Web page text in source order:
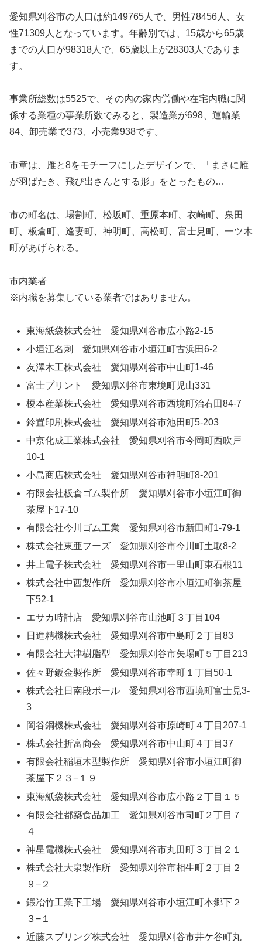
愛知県刈谷市の人口は約149765人で、男性78456人、女
性71309人となっています。年齢別では、15歳から65歳
までの人口が98318人で、65歳以上が28303人でありま
す。
事業所総数は5525で、その内の家内労働や在宅内職に関
係する業種の事業所数でみると、製造業が698、運輸業
84、卸売業で373、小売業938です。
市章は、雁と8をモチーフにしたデザインで、「まさに雁
が羽ばたき、飛び出さんとする形」をとったもの…
市の町名は、場割町、松坂町、重原本町、衣崎町、泉田
町、板倉町、逢妻町、神明町、高松町、富士見町、一ツ木
町があげられる。
市内業者
※内職を募集している業者ではありません。
東海紙袋株式会社 愛知県刈谷市広小路2-15
小垣江名刺 愛知県刈谷市小垣江町古浜田6-2
友澤木工株式会社 愛知県刈谷市中山町1-46
富士プリント 愛知県刈谷市東境町児山331
榎本産業株式会社 愛知県刈谷市西境町治右田84-7
鈴置印刷株式会社 愛知県刈谷市池田町5-203
中京化成工業株式会社 愛知県刈谷市今岡町西吹戸
10-1
小島商店株式会社 愛知県刈谷市神明町8-201
有限会社板倉ゴム製作所 愛知県刈谷市小垣江町御
茶屋下17-10
有限会社今川ゴム工業 愛知県刈谷市新田町1-79-1
株式会社東亜フーズ 愛知県刈谷市今川町土取8-2
井上電子株式会社 愛知県刈谷市一里山町東石根11
株式会社中西製作所 愛知県刈谷市小垣江町御茶屋
下52-1
エサカ時計店 愛知県刈谷市山池町３丁目104
日進精機株式会社 愛知県刈谷市中島町２丁目83
有限会社大津樹脂型 愛知県刈谷市矢場町５丁目213
佐々野鈑金製作所 愛知県刈谷市幸町１丁目50-1
株式会社日南段ボール 愛知県刈谷市西境町富士見3-
3
岡谷鋼機株式会社 愛知県刈谷市原崎町４丁目207-1
株式会社折富商会 愛知県刈谷市中山町４丁目37
有限会社稲垣木型製作所 愛知県刈谷市小垣江町御
茶屋下２３−１９
東海紙袋株式会社 愛知県刈谷市広小路２丁目１５
有限会社都築食品加工 愛知県刈谷市司町２丁目７
４
神星電機株式会社 愛知県刈谷市丸田町３丁目２１
株式会社大泉製作所 愛知県刈谷市相生町２丁目２
９−２
鍛冶竹工業下工場 愛知県刈谷市小垣江町本郷下２
３−１
近藤スプリング株式会社 愛知県刈谷市井ケ谷町丸